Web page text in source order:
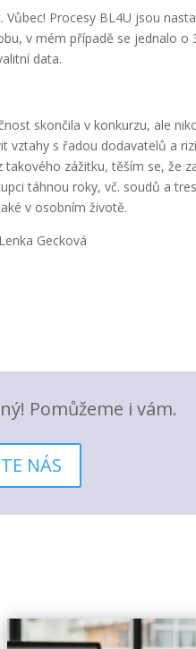
Procesy BL4U jsou
v mém případě se jednalo o
data.
skončila v konkurzu, ale
s řadou dodavatelů a
zážitku, těším se, že
táhnou roky, vč. soudů a
v osobním životě.
Gecková
Pomůžeme i vám.
NÁS